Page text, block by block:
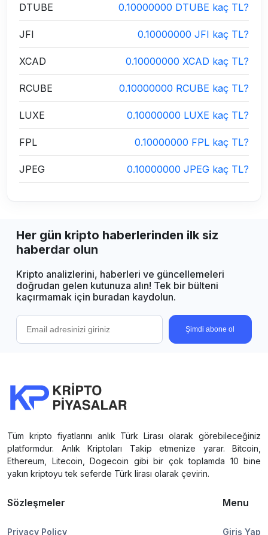
DTUBE 0.10000000 DTUBE kaç TL?
JFI 0.10000000 JFI kaç TL?
XCAD 0.10000000 XCAD kaç TL?
RCUBE 0.10000000 RCUBE kaç TL?
LUXE 0.10000000 LUXE kaç TL?
FPL 0.10000000 FPL kaç TL?
JPEG 0.10000000 JPEG kaç TL?
Her gün kripto haberlerinden ilk siz
haberdar olun
Kripto analizlerini, haberleri ve güncellemeleri
doğrudan gelen kutunuza alın! Tek bir bülteni
kaçırmamak için buradan kaydolun.
Şimdi abone ol
Tüm kripto fiyatlarını anlık Türk Lirası olarak görebileceğiniz
platformdur. Anlık Kriptoları Takip etmenize yarar. Bitcoin,
Ethereum, Litecoin, Dogecoin gibi bir çok toplamda 10 bine
yakın kriptoyu tek seferde Türk lirası olarak çevirin.
Sözleşmeler
Privacy Policy
Menu
Giriş Yap